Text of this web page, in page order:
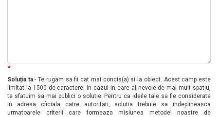
*
Soluția ta- Te rugam sa fii cat mai concis(a) si la obiect. Acest camp este
limitat la 1500 de caractere. In cazul in care ai nevoie de mai mult spatiu,
te sfatuim sa mai publici o solutie. Pentru ca ideile tale sa fie considerate
in adresa oficiala catre autoritati, solutia trebuie sa indeplineasca
urmatoarele criterii care formeaza misiunea metodei noastre de